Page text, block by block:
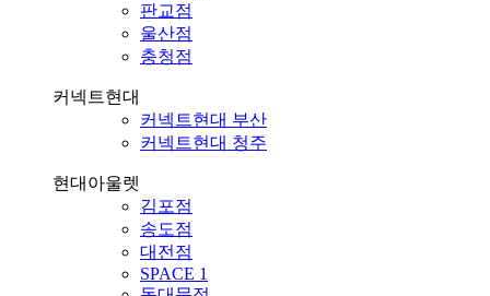
판교점
울산점
충청점
커넥트현대
커넥트현대 부산
커넥트현대 청주
현대아울렛
김포점
송도점
대전점
SPACE 1